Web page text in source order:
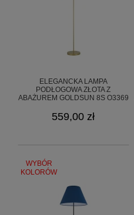
ELEGANCKA LAMPA
PODŁOGOWA ZŁOTA Z
ABAŻUREM GOLDSUN 8S O3369
559,00 zł
WYBÓR
KOLORÓW